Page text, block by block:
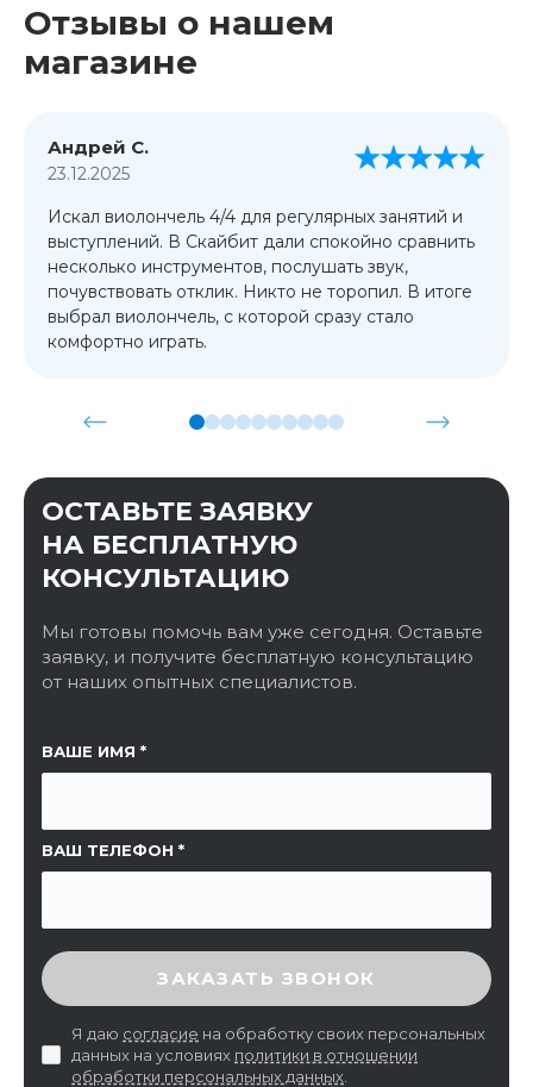
Отзывы о нашем
магазине
Андрей С.
23.12.2025
Искал виолончель 4/4 для регулярных занятий и
выступлений. В Скайбит дали спокойно сравнить
несколько инструментов, послушать звук,
почувствовать отклик. Никто не торопил. В итоге
выбрал виолончель, с которой сразу стало
комфортно играть.
ОСТАВЬТЕ ЗАЯВКУ
НА БЕСПЛАТНУЮ
КОНСУЛЬТАЦИЮ
Мы готовы помочь вам уже сегодня. Оставьте
заявку, и получите бесплатную консультацию
от наших опытных специалистов.
ВАШЕ ИМЯ
ВАШ ТЕЛЕФОН
ССЫЛКА НА СТРАНИЦУ
ВВЕДИТЕ ПРОВЕРОЧНЫЙ КОД
ЗАКАЗАТЬ ЗВОНОК
Я даю согласие на обработку своих персональных
данных на условиях политики в отношении
обработки персональных данных